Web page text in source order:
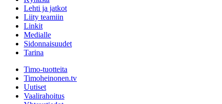
Lehti ja jatkot
Liity teamiin
Linkit
Medialle
Sidonnaisuudet
Tarina
Timo-tuotteita
Timoheinonen.tv
Uutiset
Vaalirahoitus